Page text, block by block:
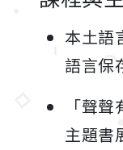
本土語
語言保
「聲
主題書